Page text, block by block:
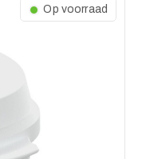
Op voorraad